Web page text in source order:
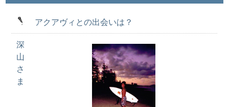
アクアヴィとの出会いは？
深
山
さ
ま